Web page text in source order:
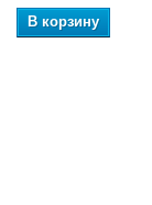
В корзину